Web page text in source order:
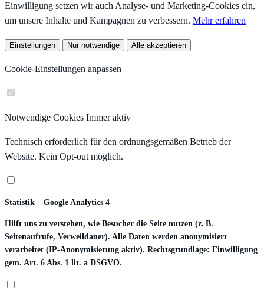
Einwilligung setzen wir auch Analyse- und Marketing-Cookies ein,
um unsere Inhalte und Kampagnen zu verbessern. Mehr erfahren
Einstellungen Nur notwendige Alle akzeptieren
Cookie-Einstellungen anpassen
Notwendige Cookies Immer aktiv
Technisch erforderlich für den ordnungsgemäßen Betrieb der
Website. Kein Opt-out möglich.
Statistik – Google Analytics 4
Hilft uns zu verstehen, wie Besucher die Seite nutzen (z. B.
Seitenaufrufe, Verweildauer). Alle Daten werden anonymisiert
verarbeitet (IP-Anonymisierung aktiv). Rechtsgrundlage: Einwilligung
gem. Art. 6 Abs. 1 lit. a DSGVO.